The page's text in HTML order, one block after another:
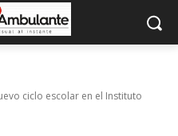
ciclo escolar en el Instituto